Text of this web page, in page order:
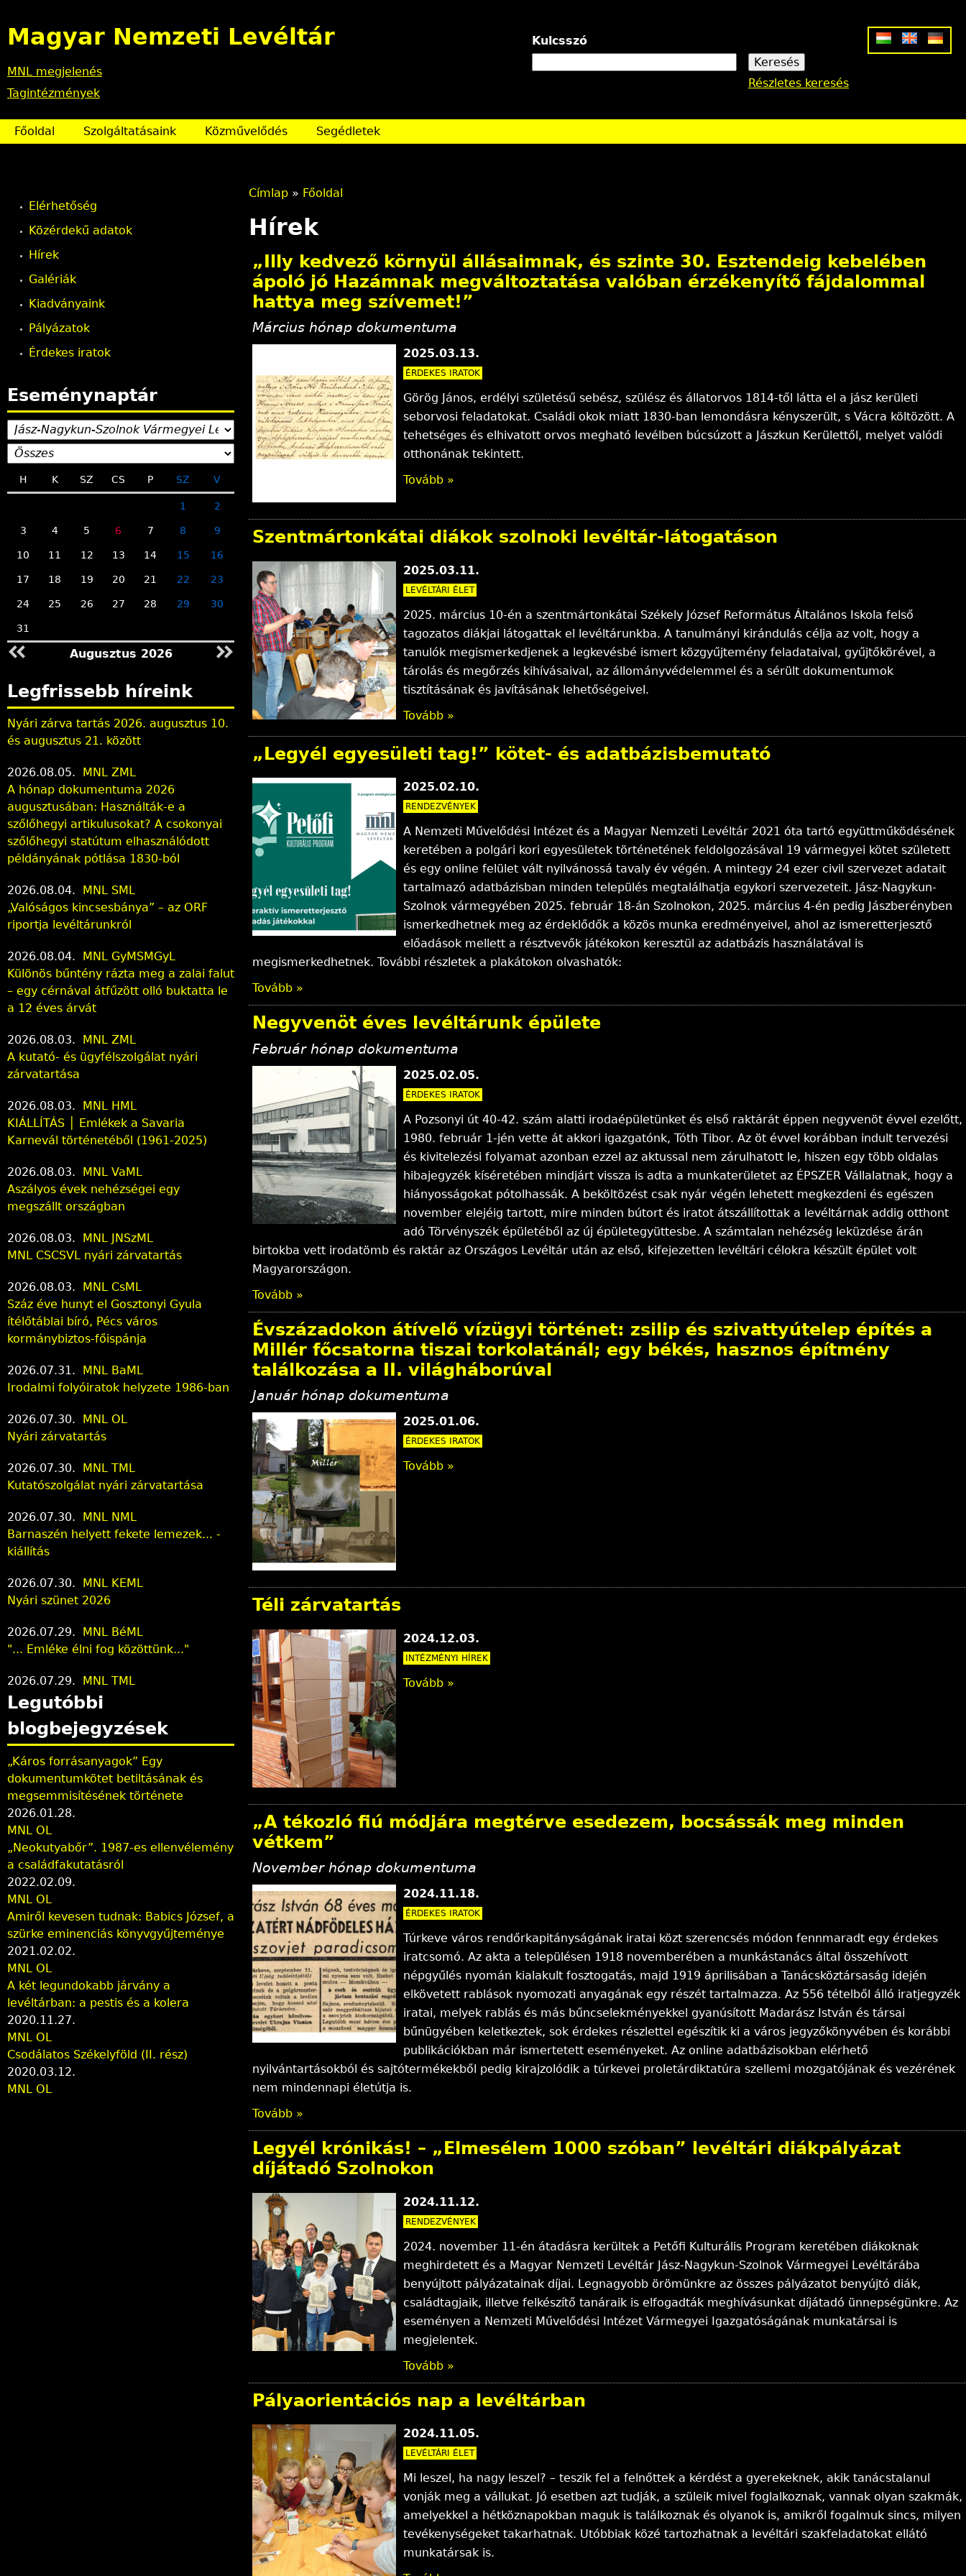
Magyar Nemzeti Levéltár Kulcsszó
Részletes keresés
MNL megjelenés
Tagintézmények
l
n
e
g
h
e
l
y
Címlap » Főoldal
Hírek
„Illy kedvező környül állásaimnak, és szinte 30. Esztendeig kebelében
ápoló jó Hazámnak megváltoztatása valóban érzékenyítő fájdalommal
hattya meg szívemet!”
Március hónap dokumentuma
2025.03.13.
ÉRDEKES IRATOK
Görög János, erdélyi születésű sebész, szülész és állatorvos 1814-től látta el a jász kerületi
seborvosi feladatokat. Családi okok miatt 1830-ban lemondásra kényszerült, s Vácra költözött. A
tehetséges és elhivatott orvos megható levélben búcsúzott a Jászkun Kerülettől, melyet valódi
otthonának tekintett.
Tovább »
Szentmártonkátai diákok szolnoki levéltár-látogatáson
2025.03.11.
LEVÉLTÁRI ÉLET
2025. március 10-én a szentmártonkátai Székely József Református Általános Iskola felső
tagozatos diákjai látogattak el levéltárunkba. A tanulmányi kirándulás célja az volt, hogy a
tanulók megismerkedjenek a legkevésbé ismert közgyűjtemény feladataival, gyűjtőkörével, a
tárolás és megőrzés kihívásaival, az állományvédelemmel és a sérült dokumentumok
tisztításának és javításának lehetőségeivel.
Tovább »
„Legyél egyesületi tag!” kötet- és adatbázisbemutató
2025.02.10.
RENDEZVÉNYEK
A Nemzeti Művelődési Intézet és a Magyar Nemzeti Levéltár 2021 óta tartó együttműködésének
keretében a polgári kori egyesületek történetének feldolgozásával 19 vármegyei kötet született
és egy online felület vált nyilvánossá tavaly év végén. A mintegy 24 ezer civil szervezet adatait
tartalmazó adatbázisban minden település megtalálhatja egykori szervezeteit. Jász-Nagykun-
Szolnok vármegyében 2025. február 18-án Szolnokon, 2025. március 4-én pedig Jászberényben
ismerkedhetnek meg az érdeklődők a közös munka eredményeivel, ahol az ismeretterjesztő
előadások mellett a résztvevők játékokon keresztül az adatbázis használatával is
megismerkedhetnek. További részletek a plakátokon olvashatók:
Tovább »
Negyvenöt éves levéltárunk épülete
Február hónap dokumentuma
2025.02.05.
ÉRDEKES IRATOK
A Pozsonyi út 40-42. szám alatti irodaépületünket és első raktárát éppen negyvenöt évvel ezelőtt,
1980. február 1-jén vette át akkori igazgatónk, Tóth Tibor. Az öt évvel korábban indult tervezési
és kivitelezési folyamat azonban ezzel az aktussal nem zárulhatott le, hiszen egy több oldalas
hibajegyzék kíséretében mindjárt vissza is adta a munkaterületet az ÉPSZER Vállalatnak, hogy a
hiányosságokat pótolhassák. A beköltözést csak nyár végén lehetett megkezdeni és egészen
november elejéig tartott, mire minden bútort és iratot átszállítottak a levéltárnak addig otthont
adó Törvényszék épületéből az új épületegyüttesbe. A számtalan nehézség leküzdése árán
birtokba vett irodatömb és raktár az Országos Levéltár után az első, kifejezetten levéltári célokra készült épület volt
Magyarországon.
Tovább »
Évszázadokon átívelő vízügyi történet: zsilip és szivattyútelep építés a
Millér főcsatorna tiszai torkolatánál; egy békés, hasznos építmény
találkozása a II. világháborúval
Január hónap dokumentuma
2025.01.06.
ÉRDEKES IRATOK
Tovább »
Téli zárvatartás
2024.12.03.
INTÉZMÉNYI HÍREK
Tovább »
„A tékozló fiú módjára megtérve esedezem, bocsássák meg minden
vétkem”
November hónap dokumentuma
2024.11.18.
ÉRDEKES IRATOK
Túrkeve város rendőrkapitányságának iratai közt szerencsés módon fennmaradt egy érdekes
iratcsomó. Az akta a településen 1918 novemberében a munkástanács által összehívott
népgyűlés nyomán kialakult fosztogatás, majd 1919 áprilisában a Tanácsköztársaság idején
elkövetett rablások nyomozati anyagának egy részét tartalmazza. Az 556 tételből álló iratjegyzék
iratai, melyek rablás és más bűncselekményekkel gyanúsított Madarász István és társai
bűnügyében keletkeztek, sok érdekes részlettel egészítik ki a város jegyzőkönyvében és korábbi
publikációkban már ismertetett eseményeket. Az online adatbázisokban elérhető
nyilvántartásokból és sajtótermékekből pedig kirajzolódik a túrkevei proletárdiktatúra szellemi mozgatójának és vezérének
nem mindennapi életútja is.
Tovább »
Legyél krónikás! – „Elmesélem 1000 szóban” levéltári diákpályázat
díjátadó Szolnokon
2024.11.12.
RENDEZVÉNYEK
2024. november 11-én átadásra kerültek a Petőfi Kulturális Program keretében diákoknak
meghirdetett és a Magyar Nemzeti Levéltár Jász-Nagykun-Szolnok Vármegyei Levéltárába
benyújtott pályázatainak díjai. Legnagyobb örömünkre az összes pályázatot benyújtó diák,
családtagjaik, illetve felkészítő tanáraik is elfogadták meghívásunkat díjátadó ünnepségünkre. Az
eseményen a Nemzeti Művelődési Intézet Vármegyei Igazgatóságának munkatársai is
megjelentek.
Tovább »
Pályaorientációs nap a levéltárban
2024.11.05.
LEVÉLTÁRI ÉLET
Mi leszel, ha nagy leszel? – teszik fel a felnőttek a kérdést a gyerekeknek, akik tanácstalanul
vonják meg a vállukat. Jó esetben azt tudják, a szüleik mivel foglalkoznak, vannak olyan szakmák,
amelyekkel a hétköznapokban maguk is találkoznak és olyanok is, amikről fogalmuk sincs, milyen
tevékenységeket takarhatnak. Utóbbiak közé tartozhatnak a levéltári szakfeladatokat ellátó
munkatársak is.
Főoldal Szolgáltatásaink Közművelődés Segédletek
Elérhetőség
Közérdekű adatok
Hírek
Galériák
Kiadványaink
Pályázatok
Érdekes iratok
Eseménynaptár
H K SZ CS P SZ V
1 2
3 4 5 6 7 8 9
10 11 12 13 14 15 16
17 18 19 20 21 22 23
24 25 26 27 28 29 30
31
Augusztus 2026
Legfrissebb híreink
Nyári zárva tartás 2026. augusztus 10.
és augusztus 21. között
2026.08.05.
MNL ZML
A hónap dokumentuma 2026
augusztusában: Használták-e a
szőlőhegyi artikulusokat? A csokonyai
szőlőhegyi statútum elhasználódott
példányának pótlása 1830-ból
2026.08.04.
MNL SML
„Valóságos kincsesbánya” – az ORF
riportja levéltárunkról
2026.08.04.
MNL GyMSMGyL
Különös bűntény rázta meg a zalai falut
– egy cérnával átfűzött olló buktatta le
a 12 éves árvát
2026.08.03.
MNL ZML
A kutató- és ügyfélszolgálat nyári
zárvatartása
2026.08.03.
MNL HML
KIÁLLÍTÁS │ Emlékek a Savaria
Karnevál történetéből (1961-2025)
2026.08.03.
MNL VaML
Aszályos évek nehézségei egy
megszállt országban
2026.08.03.
MNL JNSzML
MNL CSCSVL nyári zárvatartás
2026.08.03.
MNL CsML
Száz éve hunyt el Gosztonyi Gyula
ítélőtáblai bíró, Pécs város
kormánybiztos-főispánja
2026.07.31.
MNL BaML
Irodalmi folyóiratok helyzete 1986-ban
2026.07.30.
MNL OL
Nyári zárvatartás
2026.07.30.
MNL TML
Kutatószolgálat nyári zárvatartása
2026.07.30.
MNL NML
Barnaszén helyett fekete lemezek... -
kiállítás
2026.07.30.
MNL KEML
Nyári szünet 2026
2026.07.29.
MNL BéML
"... Emléke élni fog közöttünk..."
2026.07.29. MNL TML
Legutóbbi
blogbejegyzések
„Káros forrásanyagok” Egy
dokumentumkötet betiltásának és
megsemmisítésének története
2026.01.28.
MNL OL
„Neokutyabőr”. 1987-es ellenvélemény
a családfakutatásról
2022.02.09.
MNL OL
Amiről kevesen tudnak: Babics József, a
szürke eminenciás könyvgyűjteménye
2021.02.02.
MNL OL
A két legundokabb járvány a
levéltárban: a pestis és a kolera
2020.11.27.
MNL OL
Csodálatos Székelyföld (II. rész)
2020.03.12.
MNL OL